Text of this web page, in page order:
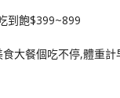
大餐個吃不停,體重